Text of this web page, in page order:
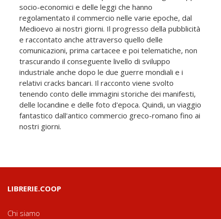
socio-economici e delle leggi che hanno
regolamentato il commercio nelle varie epoche, dal
Medioevo ai nostri giorni. Il progresso della pubblicità
e raccontato anche attraverso quello delle
comunicazioni, prima cartacee e poi telematiche, non
trascurando il conseguente livello di sviluppo
industriale anche dopo le due guerre mondiali e i
relativi cracks bancari. Il racconto viene svolto
tenendo conto delle immagini storiche dei manifesti,
delle locandine e delle foto d'epoca. Quindi, un viaggio
fantastico dall'antico commercio greco-romano fino ai
nostri giorni.
LIBRERIE.COOP
Chi siamo